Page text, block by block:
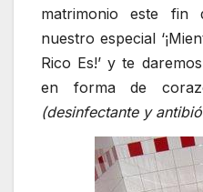
matrimonio este fin
nuestro especial
Rico Es!’ y te
en forma de
(desinfectante y